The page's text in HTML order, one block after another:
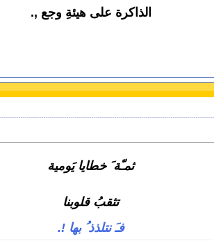
الذاكرة على هيئةِ وجع ,.
ثمـّة َ خطايا يَومية
تثقبُ قلوبنا
فـَ نتلذذ ُ بها !.